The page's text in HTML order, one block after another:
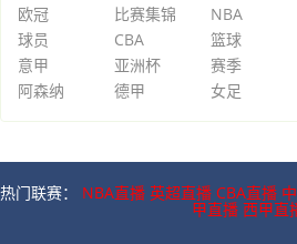
欧冠
比赛集锦 NBA
球员
CBA 篮球
意甲
亚洲杯 赛季
阿森纳
德甲 女足
热门联赛： NBA直播 英超直播 CBA直播
甲直播 西甲直